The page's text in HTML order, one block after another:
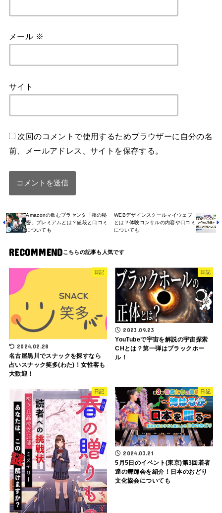
メール ※
サイト
次回のコメントで使用するためブラウザーに自分の名
前、メールアドレス、サイトを保存する。
Amazonの飲むプラセンタ「夜の秘
密」プレミアムとは？値段と口コミ
についても
WEBデザインスクールマイウェブ
とは？体験コンサルの内容や口コミ
についても
RECOMMEND
日記
2024.02.28
名古屋黒川でスナックを探すなら
占いスナック笑多(わた)！女性客も
大歓迎！
日記
2023.09.23
YouTubeで宇宙を解説の宇宙探索
CHとは？第一弾はブラックホー
ル！
日記 日記
2024.03.21
5月5日のイベント(東京)第3回若者
達の舞踊会を紹介！日本のおどり
文化協会についても